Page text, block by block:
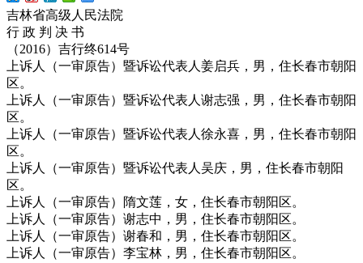
吉林省高级人民法院
行 政 判 决 书
（2016）吉行终614号
上诉人（一审原告）暨诉讼代表人姜启兵，男，住长春市朝阳
区。
上诉人（一审原告）暨诉讼代表人谢志强，男，住长春市朝阳
区。
上诉人（一审原告）暨诉讼代表人徐永喜，男，住长春市朝阳
区。
上诉人（一审原告）暨诉讼代表人吴庆，男，住长春市朝阳
区。
上诉人（一审原告）隋文莲，女，住长春市朝阳区。
上诉人（一审原告）谢志中，男，住长春市朝阳区。
上诉人（一审原告）谢春和，男，住长春市朝阳区。
上诉人（一审原告）李宝林，男，住长春市朝阳区。